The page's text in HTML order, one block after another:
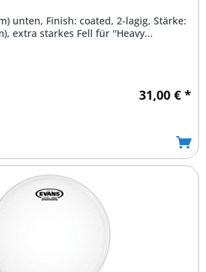
unten, Finish: coated, 2-lagig, Stärke:
extra starkes Fell für ''Heavy...
31,00 € *